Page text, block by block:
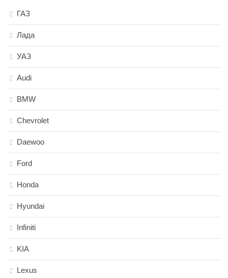
ГАЗ
Лада
УАЗ
Audi
BMW
Chevrolet
Daewoo
Ford
Honda
Hyundai
Infiniti
KIA
Lexus